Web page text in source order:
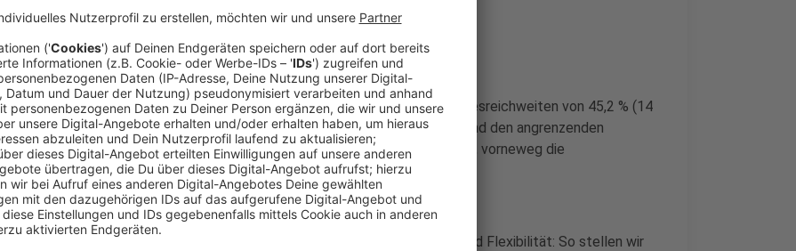
Anzeige
Zum ersten Mal in der Sendergeschichte erzielt RADIO RST Tagesreichweiten von 45,2 % (14
bis 49 Jahre). Außerdem hören die Menschen im Kreis Steinfurt und den angrenzenden
Sendegebieten täglich so viele Stunden RADIO RST wie noch nie, vorneweg die
Morgensendung "Aufstehen von 6 bis 10 mit Sören und Kathleen."
"Zeitgeist, professionelles Arbeiten, glaubhafte Informationen und Flexibilität: So stellen wir